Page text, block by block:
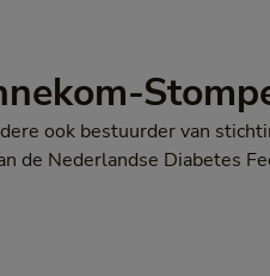
ook bestuurder van
de Nederlandse Diabetes